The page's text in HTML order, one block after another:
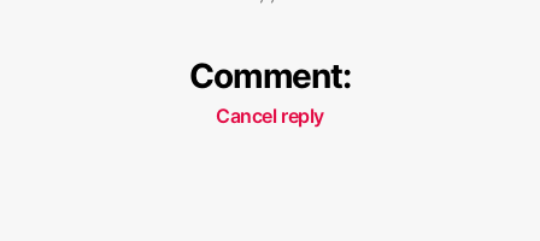
Comment:
Cancel reply